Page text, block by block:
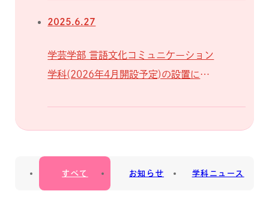
学芸学部 言語文化コミュニケーション
学科(2026年4月開設予定)の設置に係
2025.6.27
すべて お知らせ 学科ニュース